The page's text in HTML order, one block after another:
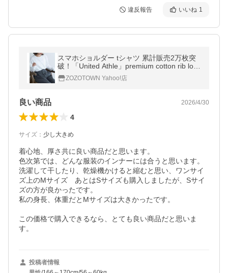
違反報告 いいね 1
スマホショルダー tシャツ 累計販売2万枚突
破！「United Athle」premium cotton rib lon
g sleeve t-shirt / プレミアム コットン リブロ
ングスリーブTシ…
ZOZOTOWN Yahoo!店
良い商品 2026/4/30
4
サイズ ： 少し大きめ
着心地、厚さ共に良い商品だと思います。
色次第では、どんな服装のインナーには合うと思います。
洗濯して干したり、乾燥機かけると縮むと思い、ワンサイ
ズ上のMサイズ　あとはSサイズも購入しましたが、Sサイ
ズの方が良かったです。
私の身長、体重だとMサイズは大きかったです。
この価格で購入できるなら、とても良い商品だと思いま
す。
投稿者情報